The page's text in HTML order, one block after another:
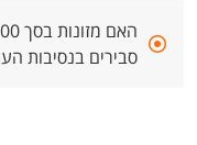
סבירים בנסיבות